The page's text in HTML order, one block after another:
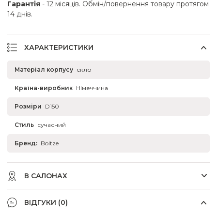
Гарантія - 12 місяців. Обмін/повернення товару протягом
14 днів.
ХАРАКТЕРИСТИКИ
Матеріал корпусу скло
Країна-виробник Німеччина
Розміри D150
Стиль сучасний
Бренд: Boltze
В САЛОНАХ
ВІДГУКИ (0)